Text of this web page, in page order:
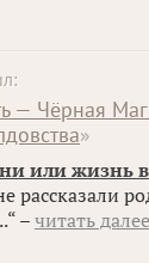
— Чёрная
»
или жизнь
рассказали
– читать далее